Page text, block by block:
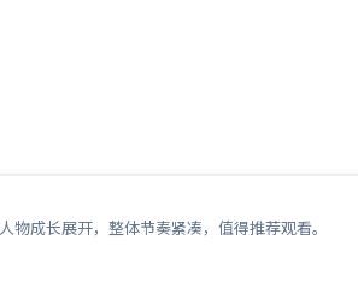
成长展开，整体节奏紧凑，值得推荐观看。